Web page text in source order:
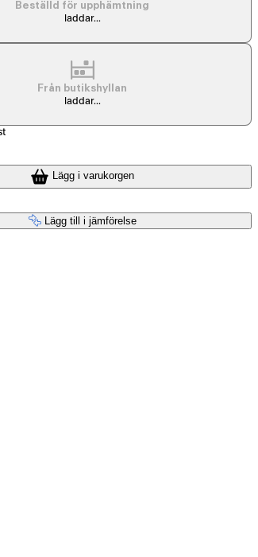
Beställd för upphämtning
laddar...
Från butikshyllan
laddar...
Lägg i varukorgen
Lägg till i jämförelse